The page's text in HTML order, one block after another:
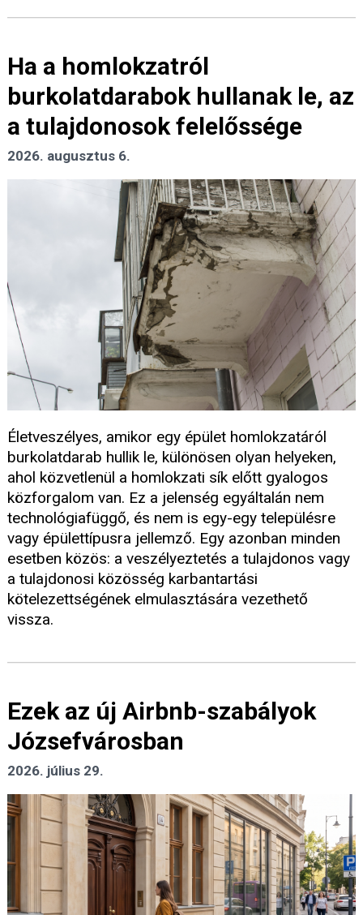
Ha a homlokzatról
burkolatdarabok hullanak le, az
a tulajdonosok felelőssége
2026. augusztus 6.
Életveszélyes, amikor egy épület homlokzatáról
burkolatdarab hullik le, különösen olyan helyeken,
ahol közvetlenül a homlokzati sík előtt gyalogos
közforgalom van. Ez a jelenség egyáltalán nem
technológiafüggő, és nem is egy-egy településre
vagy épülettípusra jellemző. Egy azonban minden
esetben közös: a veszélyeztetés a tulajdonos vagy
a tulajdonosi közösség karbantartási
kötelezettségének elmulasztására vezethető
vissza.
Ezek az új Airbnb-szabályok
Józsefvárosban
2026. július 29.